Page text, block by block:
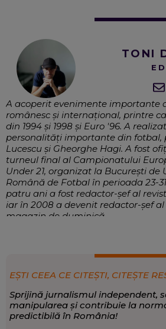
TONI
A acoperit evenimente importante
românesc și internațional, printre
din 1994 și 1998 și Euro '96. A
personalități importante din fotbal,
Lucescu și Gheorghe Hagi. A fost
turneul final al Campionatului
Under 21, organizat la Bucureşti de
Română de Fotbal în perioada 23-
patru ani a fost redactor-șef al
iar în 2008 a devenit redactor-șef
magazin de duminică.
Lucrează în presă din 1992, pe
început cu presa sportivă, pe care a
Fotbal plus, primul săptămânal
România, trecând apoi pe la toate
Sportul românesc, Pro Sport
Din 2006 a lucrat la Evenimentul
investit entuziasm în jurnalism și a
EȘTI CEEA CE CITEȘTI, CITEȘTE
Sprijină jurnalismul independent,
manipularea și contribuie la
predictibilă în România!